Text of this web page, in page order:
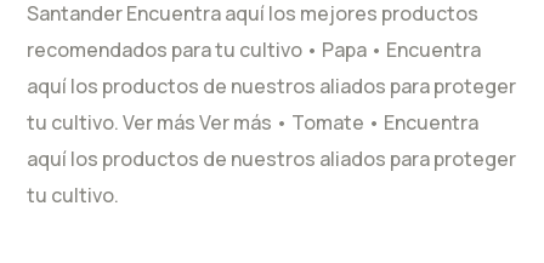
Santander Encuentra aquí los mejores productos
recomendados para tu cultivo • Papa • Encuentra
aquí los productos de nuestros aliados para proteger
tu cultivo. Ver más Ver más • Tomate • Encuentra
aquí los productos de nuestros aliados para proteger
tu cultivo.